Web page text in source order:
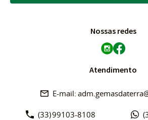
Nossas redes
Atendimento
(33)99103-8108